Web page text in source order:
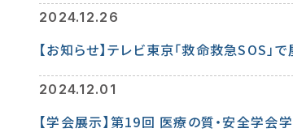
2024.12.26
【お知らせ】テレビ東京「救命救急SOS
2024.12.01
【学会展示】第19回 医療の質・安全学会